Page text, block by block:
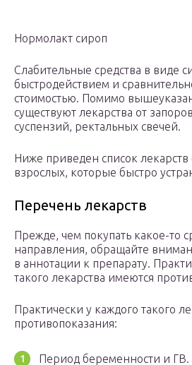
Нормолакт сироп
Слабительные средства в виде
быстродействием и
стоимостью. Помимо
существуют лекарства от
суспензий, ректальных свечей.
Ниже приведен список лекарств
взрослых, которые быстро
Перечень лекарств
Прежде, чем покупать какое-то
направления, обращайте
в аннотации к препарату.
такого лекарства имеются
Практически у каждого такого
противопоказания:
Период беременности и ГВ.